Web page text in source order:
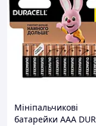
Мініпальчикові
батарейки ААА